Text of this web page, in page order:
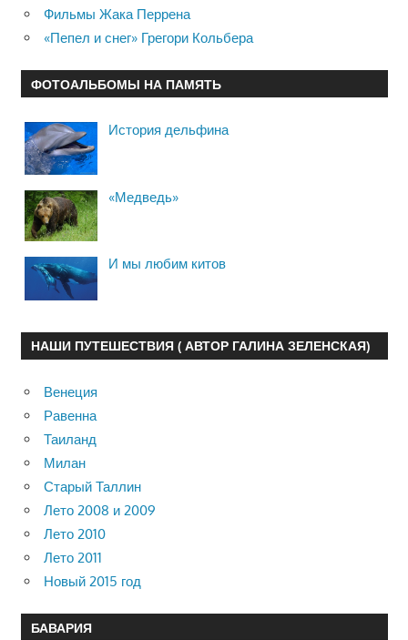
Фильмы Жака Перрена
«Пепел и снег» Грегори Кольбера
ФОТОАЛЬБОМЫ НА ПАМЯТЬ
История дельфина
«Медведь»
И мы любим китов
НАШИ ПУТЕШЕСТВИЯ ( АВТОР ГАЛИНА ЗЕЛЕНСКАЯ)
Венеция
Равенна
Таиланд
Милан
Старый Таллин
Лето 2008 и 2009
Лето 2010
Лето 2011
Новый 2015 год
БАВАРИЯ